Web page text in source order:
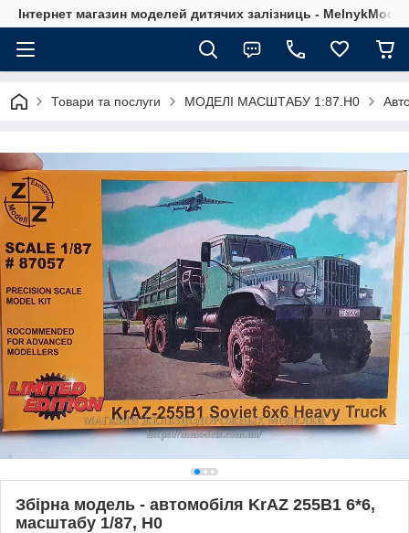
Інтернет магазин моделей дитячих залізниць -
Товари та послуги МОДЕЛІ МАСШТАБУ 1:87.H0
Збірна модель - автомобіля KrAZ 255B1 6*6,
масштабу 1/87, H0